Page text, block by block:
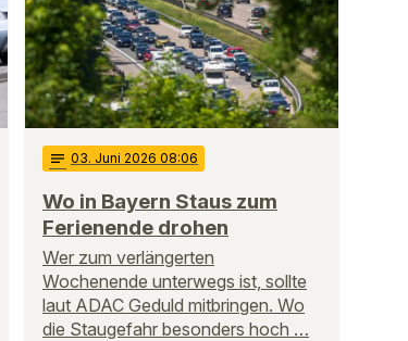
notes 03. Juni 2026 08:06
Wo in Bayern Staus zum
Ferienende drohen
Wer zum verlängerten
Wochenende unterwegs ist, sollte
laut ADAC Geduld mitbringen. Wo
die Staugefahr besonders hoch …